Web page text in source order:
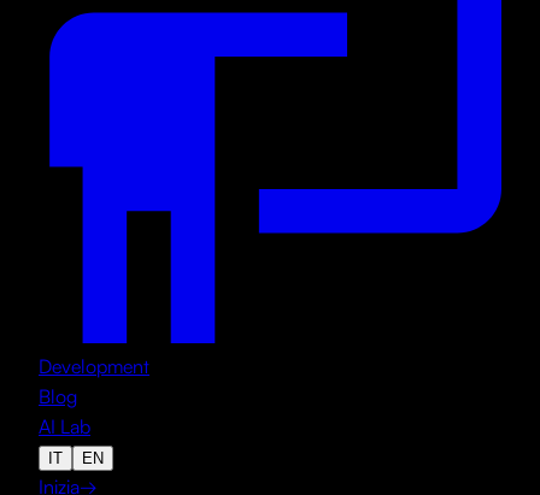
Development
Blog
AI Lab
IT EN
Inizia→